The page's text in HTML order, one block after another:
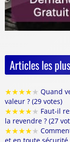
Articles les
★★★★★ Quand
valeur ? (29 votes)
★★★★★ Faut-il
la revendre ? (27
★★★★★